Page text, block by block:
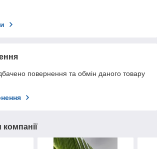
повернення та обмін даного товару
компанії